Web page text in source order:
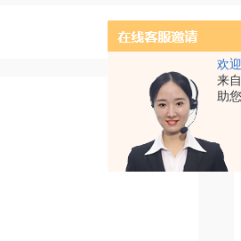
欢
来
助